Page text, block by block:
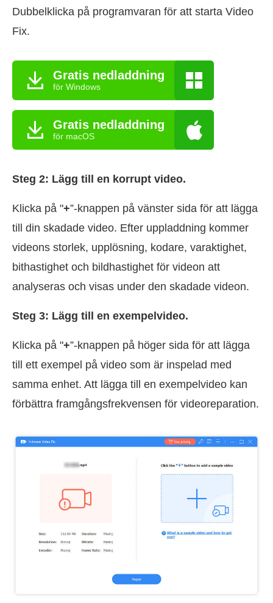
Dubbelklicka på programvaran för att starta Video
Fix.
Gratis nedladdning
för Windows
Gratis nedladdning
för macOS
Steg 2: Lägg till en korrupt video.
Klicka på "+”-knappen på vänster sida för att lägga
till din skadade video. Efter uppladdning kommer
videons storlek, upplösning, kodare, varaktighet,
bithastighet och bildhastighet för videon att
analyseras och visas under den skadade videon.
Steg 3: Lägg till en exempelvideo.
Klicka på "+”-knappen på höger sida för att lägga
till ett exempel på video som är inspelad med
samma enhet. Att lägga till en exempelvideo kan
förbättra framgångsfrekvensen för videoreparation.